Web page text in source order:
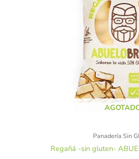
Panadería Sin
Regañá -sin gluten-